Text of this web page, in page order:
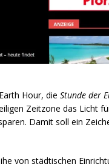
Hour, die Stunde der
Zeitzone das Licht
Damit soll ein
von städtischen